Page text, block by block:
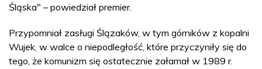
Śląska" – powiedział premier.
Przypomniał zasługi Ślązaków, w tym górników z kopalni
Wujek, w walce o niepodległość, które przyczyniły się do
tego, że komunizm się ostatecznie załamał w 1989 r.